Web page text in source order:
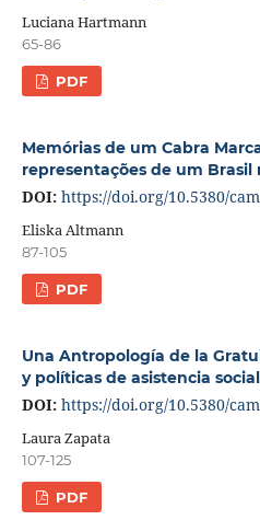
Luciana Hartmann
65-86
PDF
Memórias de um Cabra
representações de um Brasil
DOI: https://doi.org/10.5380/
Eliska Altmann
87-105
PDF
Una Antropología de la
y políticas de asistencia
DOI: https://doi.org/10.5380/
Laura Zapata
107-125
PDF